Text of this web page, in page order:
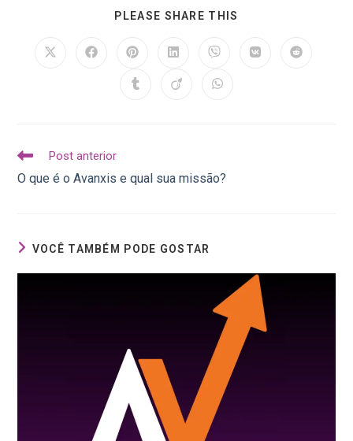
PLEASE SHARE THIS
Post anterior
O que é o Avanxis e qual sua missão?
VOCÊ TAMBÉM PODE GOSTAR